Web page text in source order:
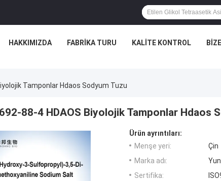
HAKKIMIZDA FABRIKA TURU KALITE KONTROL
Tamponlar Hdaos Sodyum Tuzu
88-4 HDAOS Biyolojik Tamponlar Hdaos
Ürün ayrıntıları:
Menşe yeri:
Çin
Marka adı:
Sertifika: